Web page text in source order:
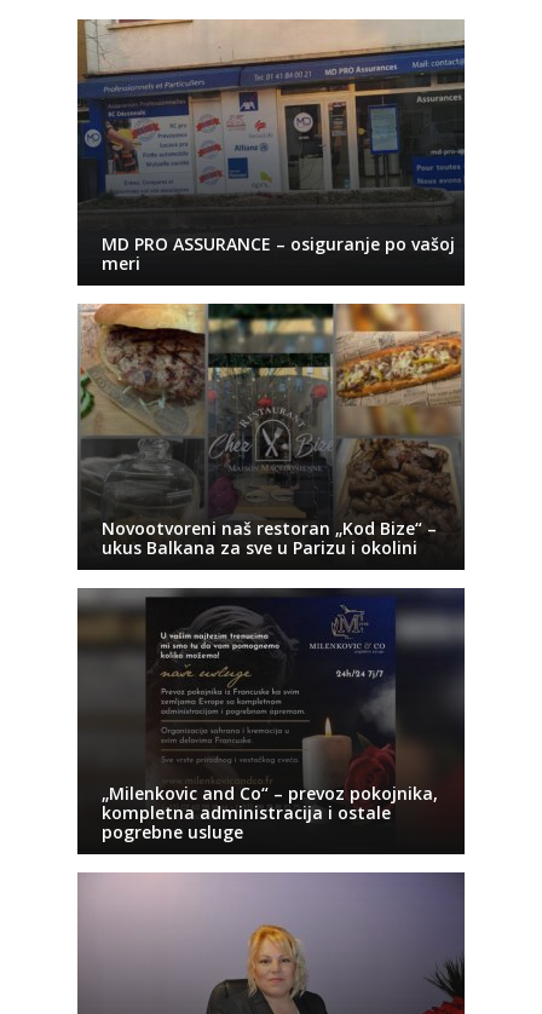
MD PRO ASSURANCE – osiguranje po vašoj
meri
Novootvoreni naš restoran „Kod Bize“ –
ukus Balkana za sve u Parizu i okolini
„Milenkovic and Co“ – prevoz pokojnika,
kompletna administracija i ostale
pogrebne usluge